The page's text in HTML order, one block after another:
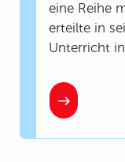
eine Reihe
erteilte in
Unterricht